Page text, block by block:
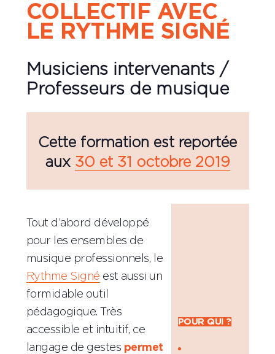
COLLECTIF AVEC
LE RYTHME SIGNÉ
Musiciens intervenants /
Professeurs de musique
Cette formation est reportée
aux 30 et 31 octobre 2019
Tout d’abord développé
pour les ensembles de
musique professionnels, le
Rythme Signé est aussi un
formidable outil
pédagogique. Très
accessible et intuitif, ce
langage de gestes permet
POUR QUI ?